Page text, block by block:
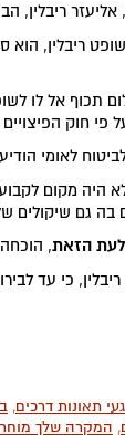
ריבלין,
ריבלין, הוא
תכוף אל לו
פי חוק
לאומי
היה מקום
בה גם שיקולים
לעת הזאת,
כי עד
תאונות דרכים,
, המקרה שלך